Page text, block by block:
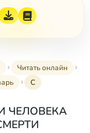
Читать онлайн
С
ЧЕЛОВЕКА